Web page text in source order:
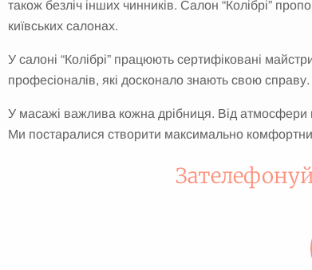
також безліч інших чинників. Салон “Колібрі”
київських салонах.
У салоні “Колібрі” працюють сертифіковані
професіоналів, які досконало знають свою справу.
У масажі важлива кожна дрібниця. Від атмосфери
Ми постаралися створити максимально